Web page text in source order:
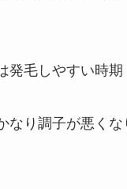
発毛しやすい時期
なり調子が悪くな